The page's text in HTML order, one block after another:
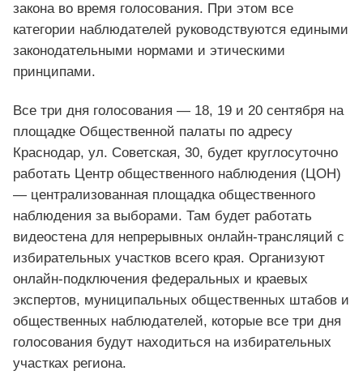
закона во время голосования. При этом все
категории наблюдателей руководствуются едиными
законодательными нормами и этическими
принципами.
Все три дня голосования — 18, 19 и 20 сентября на
площадке Общественной палаты по адресу
Краснодар, ул. Советская, 30, будет круглосуточно
работать Центр общественного наблюдения (ЦОН)
— централизованная площадка общественного
наблюдения за выборами. Там будет работать
видеостена для непрерывных онлайн-трансляций с
избирательных участков всего края. Организуют
онлайн-подключения федеральных и краевых
экспертов, муниципальных общественных штабов и
общественных наблюдателей, которые все три дня
голосования будут находиться на избирательных
участках региона.